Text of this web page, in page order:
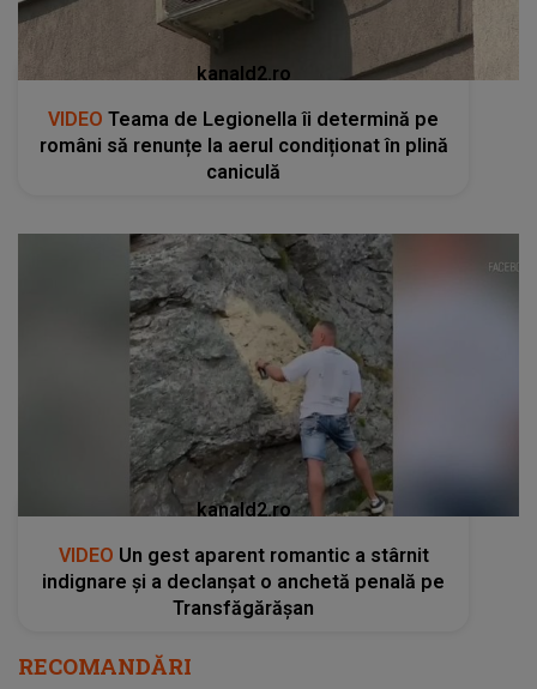
kanald2.ro
VIDEO Teama de Legionella îi determină pe
români să renunțe la aerul condiționat în plină
caniculă
kanald2.ro
VIDEO Un gest aparent romantic a stârnit
indignare și a declanșat o anchetă penală pe
Transfăgărășan
RECOMANDĂRI